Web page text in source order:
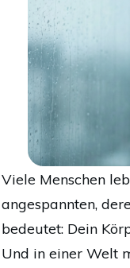
Viele Menschen
angespannten,
bedeutet: Dein
Und in einer Welt